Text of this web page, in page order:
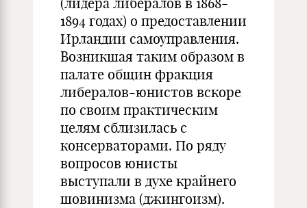
1894 годах) о предоставлении
Ирландии самоуправления.
Возникшая таким образом в
палате общин фракция
либералов-юнистов вскоре
по своим практическим
целям сблизилась с
консерваторами. По ряду
вопросов юнисты
выступали в духе крайнего
шовинизма (джингоизм).